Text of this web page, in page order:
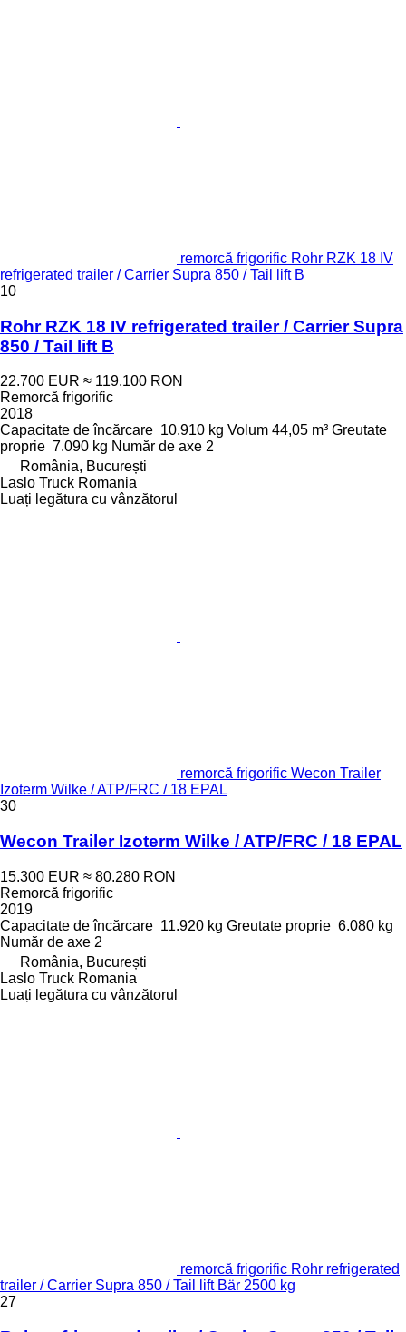
remorcă frigorific Rohr RZK 18 IV
refrigerated trailer / Carrier Supra 850 / Tail lift B
10
Rohr RZK 18 IV refrigerated trailer / Carrier Supra
850 / Tail lift B
22.700 EUR ≈ 119.100 RON
Remorcă frigorific
2018
Capacitate de încărcare 10.910 kg Volum 44,05 m³ Greutate
proprie 7.090 kg Număr de axe 2
România, București
Laslo Truck Romania
Luați legătura cu vânzătorul
remorcă frigorific Wecon Trailer
Izoterm Wilke / ATP/FRC / 18 EPAL
30
Wecon Trailer Izoterm Wilke / ATP/FRC / 18 EPAL
15.300 EUR ≈ 80.280 RON
Remorcă frigorific
2019
Capacitate de încărcare 11.920 kg Greutate proprie 6.080 kg
Număr de axe 2
România, București
Laslo Truck Romania
Luați legătura cu vânzătorul
remorcă frigorific Rohr refrigerated
trailer / Carrier Supra 850 / Tail lift Bär 2500 kg
27